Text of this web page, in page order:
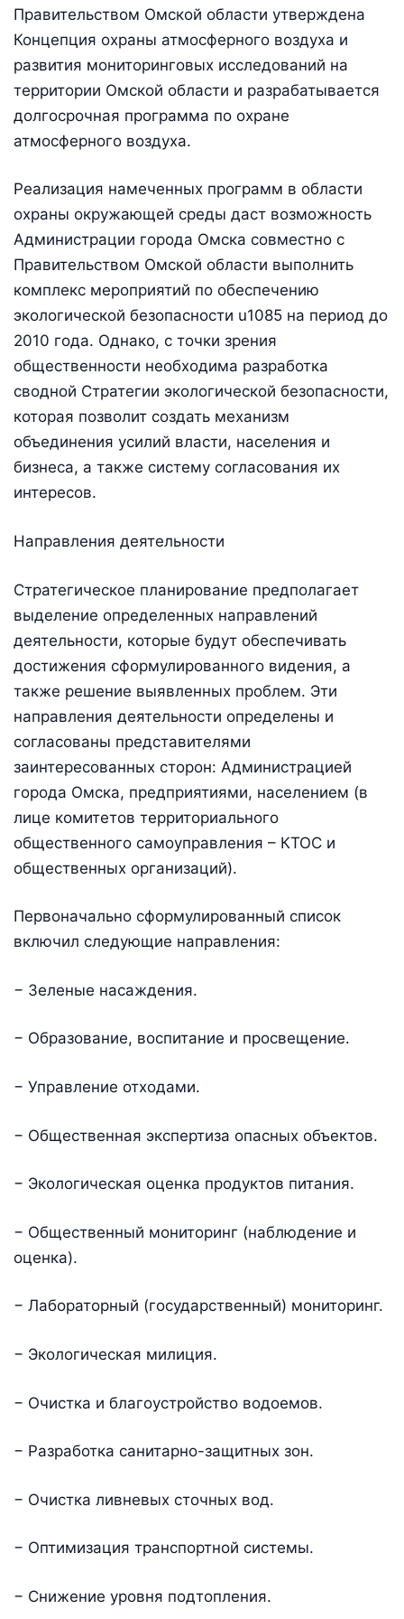
Правительством Омской области утверждена
Концепция охраны атмосферного воздуха и
развития мониторинговых исследований на
территории Омской области и разрабатывается
долгосрочная программа по охране
атмосферного воздуха.
Реализация намеченных программ в области
охраны окружающей среды даст возможность
Администрации города Омска совместно с
Правительством Омской области выполнить
комплекс мероприятий по обеспечению
экологической безопасности u1085 на период до
2010 года. Однако, с точки зрения
общественности необходима разработка
сводной Стратегии экологической безопасности,
которая позволит создать механизм
объединения усилий власти, населения и
бизнеса, а также систему согласования их
интересов.
Направления деятельности
Стратегическое планирование предполагает
выделение определенных направлений
деятельности, которые будут обеспечивать
достижения сформулированного видения, а
также решение выявленных проблем. Эти
направления деятельности определены и
согласованы представителями
заинтересованных сторон: Администрацией
города Омска, предприятиями, населением (в
лице комитетов территориального
общественного самоуправления – КТОС и
общественных организаций).
Первоначально сформулированный список
включил следующие направления:
− Зеленые насаждения.
− Образование, воспитание и просвещение.
− Управление отходами.
− Общественная экспертиза опасных объектов.
− Экологическая оценка продуктов питания.
− Общественный мониторинг (наблюдение и
оценка).
− Лабораторный (государственный) мониторинг.
− Экологическая милиция.
− Очистка и благоустройство водоемов.
− Разработка санитарно-защитных зон.
− Очистка ливневых сточных вод.
− Оптимизация транспортной системы.
− Снижение уровня подтопления.